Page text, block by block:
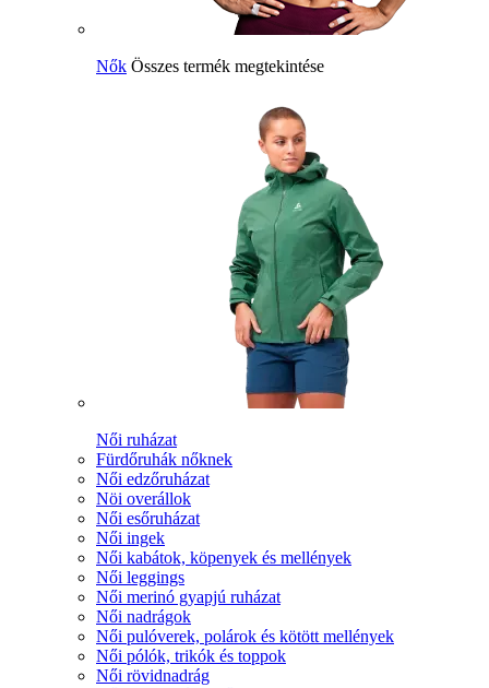
Nők Összes termék megtekintése
Női ruházat
Fürdőruhák nőknek
Női edzőruházat
Nöi overállok
Női esőruházat
Női ingek
Női kabátok, köpenyek és mellények
Női leggings
Női merinó gyapjú ruházat
Női nadrágok
Női pulóverek, polárok és kötött mellények
Női pólók, trikók és toppok
Női rövidnadrág